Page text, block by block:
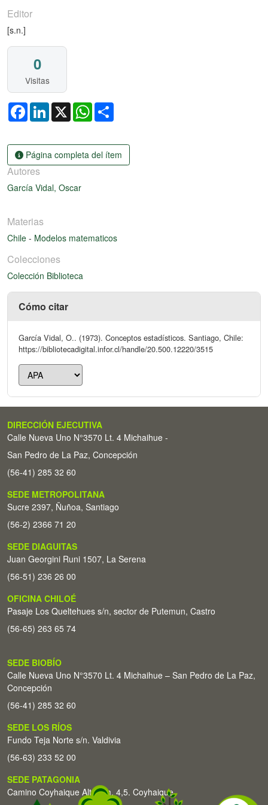
Editor
[s.n.]
0
Visitas
FacebookLinkedIn
X WhatsApp
Página completa del ítem
Autores
García Vidal, Oscar
Materias
Chile - Modelos matematicos
Colecciones
Colección Biblioteca
Cómo citar
García Vidal, O.. (1973). Conceptos estadísticos. Santiago, Chile:
https://bibliotecadigital.infor.cl/handle/20.500.12220/3515
DIRECCIÓN EJECUTIVA
Calle Nueva Uno N°3570 Lt. 4 Michaihue -
San Pedro de La Paz, Concepción
(56-41) 285 32 60
SEDE METROPOLITANA
Sucre 2397, Ñuñoa, Santiago
(56-2) 2366 71 20
SEDE DIAGUITAS
Juan Georgini Runi 1507, La Serena
(56-51) 236 26 00
OFICINA CHILOÉ
Pasaje Los Queltehues s/n, sector de Putemun, Castro
(56-65) 263 65 74
SEDE BIOBÍO
Calle Nueva Uno N°3570 Lt. 4 Michaihue – San Pedro de La Paz,
Concepción
(56-41) 285 32 60
SEDE LOS RÍOS
Fundo Teja Norte s/n. Valdivia
(56-63) 233 52 00
SEDE PATAGONIA
Camino Coyhaique Alto Km. 4,5. Coyhaique